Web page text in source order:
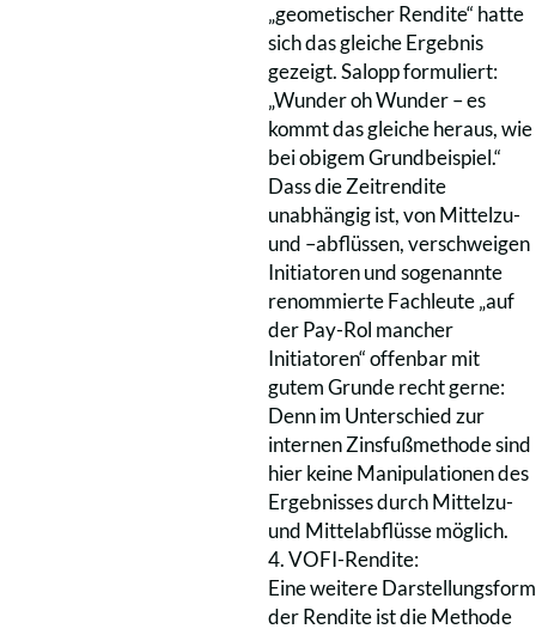
„geometischer Rendite“ hatte
sich das gleiche Ergebnis
gezeigt. Salopp formuliert:
„Wunder oh Wunder – es
kommt das gleiche heraus, wie
bei obigem Grundbeispiel.“
Dass die Zeitrendite
unabhängig ist, von Mittelzu-
und –abflüssen, verschweigen
Initiatoren und sogenannte
renommierte Fachleute „auf
der Pay-Rol mancher
Initiatoren“ offenbar mit
gutem Grunde recht gerne:
Denn im Unterschied zur
internen Zinsfußmethode sind
hier keine Manipulationen des
Ergebnisses durch Mittelzu-
und Mittelabflüsse möglich.
4. VOFI-Rendite:
Eine weitere Darstellungsform
der Rendite ist die Methode